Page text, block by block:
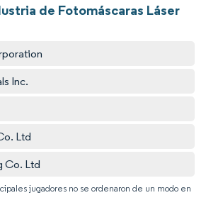
de Fotomáscaras Láser
Inc.
Ltd
Co. Ltd
jugadores no se ordenaron de un modo en